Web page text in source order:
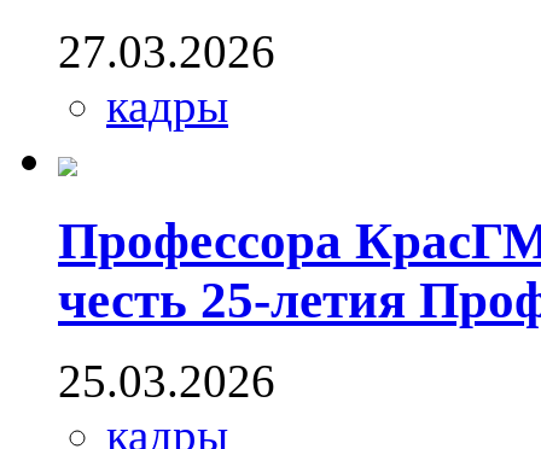
27.03.2026
кадры
Профессора
честь 25-летия
25.03.2026
кадры